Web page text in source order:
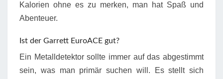
Kalorien ohne es zu merken, man hat Spaß und
Abenteuer.
Ist der Garrett EuroACE gut?
Ein Metalldetektor sollte immer auf das abgestimmt
sein, was man primär suchen will. Es stellt sich